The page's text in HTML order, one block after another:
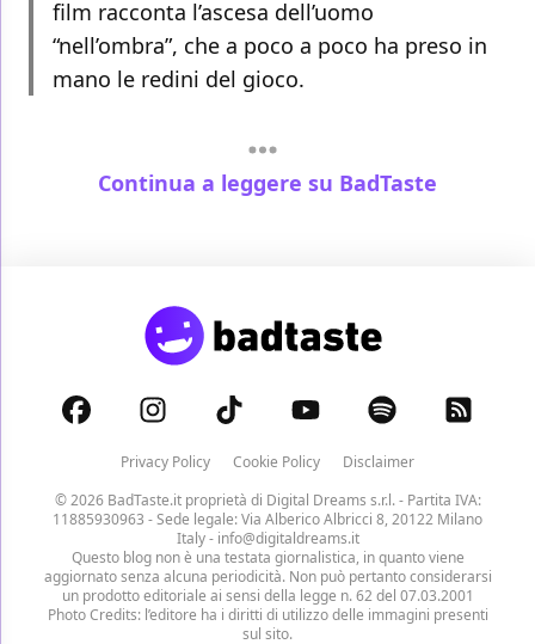
film racconta l’ascesa dell’uomo
“nell’ombra”, che a poco a poco ha preso in
mano le redini del gioco.
Continua a leggere su BadTaste
Privacy Policy Cookie Policy
Disclaimer
© 2026 BadTaste.it proprietà di Digital Dreams s.r.l.- Partita IVA:
11885930963 - Sede legale: Via Alberico Albricci 8, 20122 Milano
Italy - info@digitaldreams.it
Questo blog non è una testata giornalistica, in quanto viene
aggiornato senza alcuna periodicità. Non può pertanto considerarsi
un prodotto editoriale ai sensi della legge n. 62 del 07.03.2001
Photo Credits: l’editore ha i diritti di utilizzo delle immagini presenti
sul sito.